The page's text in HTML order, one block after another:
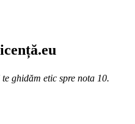
cență.eu
ghidăm etic spre nota 10.